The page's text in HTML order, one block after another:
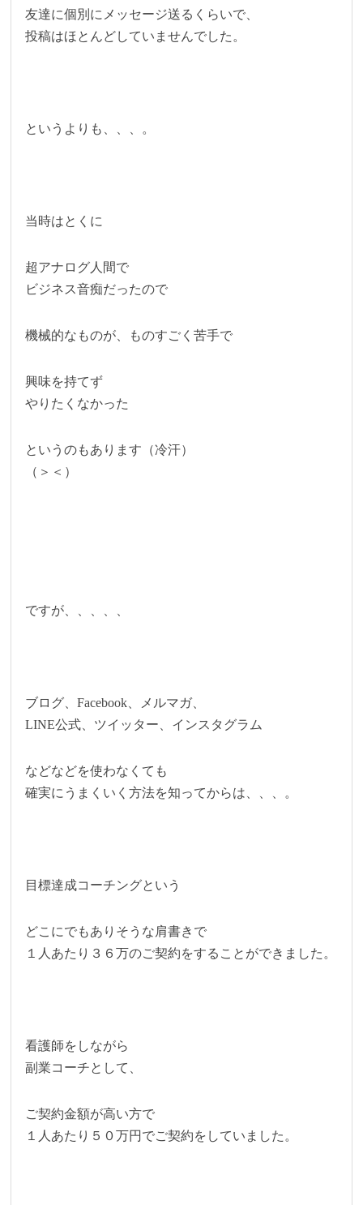
友達に個別にメッセージ送るくらいで、
投稿はほとんどしていませんでした。
というよりも、、、。
当時はとくに
超アナログ人間で
ビジネス音痴だったので
機械的なものが、ものすごく苦手で
興味を持てず
やりたくなかった
というのもあります（冷汗）
（＞＜）
ですが、、、、、
ブログ、Facebook、メルマガ、
LINE公式、ツイッター、インスタグラム
などなどを使わなくても
確実にうまくいく方法を知ってからは、、、。
目標達成コーチングという
どこにでもありそうな肩書きで
１人あたり３６万のご契約をすることができました。
看護師をしながら
副業コーチとして、
ご契約金額が高い方で
１人あたり５０万円でご契約をしていました。